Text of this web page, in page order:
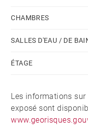
CHAMBRES
SALLES D'EAU / DE
ÉTAGE
Les informations
exposé sont